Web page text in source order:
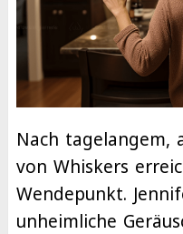
Nach tagelangem,
von Whiskers
Wendepunkt.
unheimliche